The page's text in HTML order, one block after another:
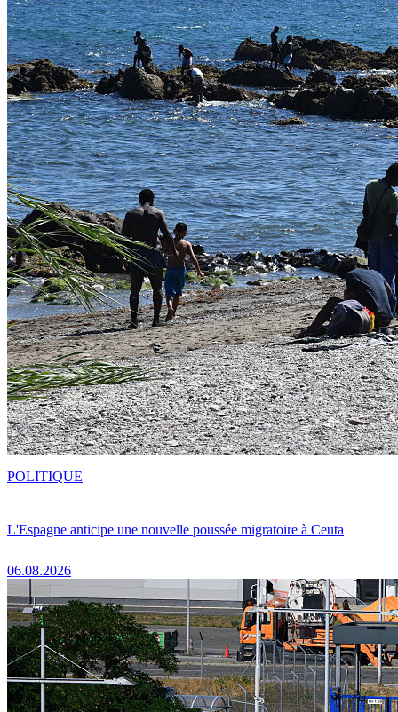
L'Espagne anticipe une nouvelle poussée migratoire à Ceuta
06.08.2026
POLITIQUE